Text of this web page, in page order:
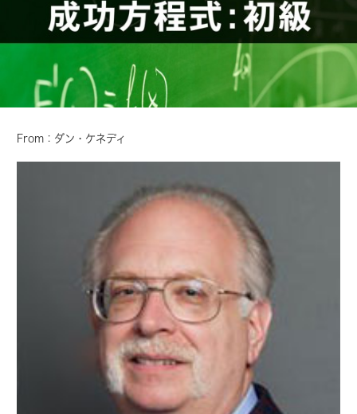
From：ダン・ケネディ